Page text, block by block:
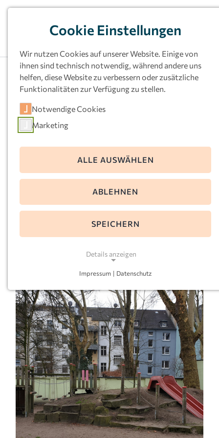
Kath.
Kindertageseinrichtu
ng St. Joseph,
Dortmund
44145 Dortmund
Telefon:
joseph-dortmund@kkoerg.de
Cookie Einstellungen
Wir nutzen Cookies auf unserer Website. Einige von
ihnen sind technisch notwendig, während andere uns
helfen, diese Website zu verbessern oder zusätzliche
Funktionalitäten zur Verfügung zu stellen.
Notwendige Cookies
Marketing
ALLE AUSWÄHLEN
ABLEHNEN
SPEICHERN
Details anzeigen
Notwendige Cookies ermöglichen grundlegende
Funktionen und sind für die einwandfreie Funktion
der Website erforderlich.
Einverständnis-Cookie
Name:
cookie_consent
Zweck:
Dieser Cookie speichert die ausgewählten
Einverständnis-Optionen des Benutzers
Cookie Laufzeit:
Impressum | Datenschutz